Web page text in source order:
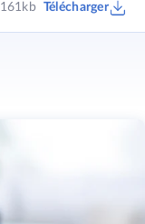
161kb Télécharger